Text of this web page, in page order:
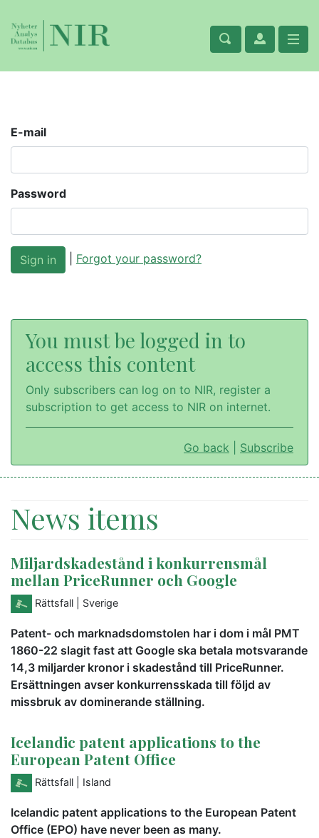
E-mail
Password
Forgot your password?
You must be logged in to
access this content
Only subscribers can log on to NIR, register a
subscription to get access to NIR on internet.
Go back Subscribe
News items
Miljardskadestånd i konkurrensmål
mellan PriceRunner och Google
Rättsfall | Sverige
Patent- och marknadsdomstolen har i dom i mål PMT
1860-22 slagit fast att Google ska betala motsvarande
14,3 miljarder kronor i skadestånd till PriceRunner.
Ersättningen avser konkurrensskada till följd av
missbruk av dominerande ställning.
Icelandic patent applications to the
European Patent Office
Rättsfall | Island
Icelandic patent applications to the European Patent
Office (EPO) have never been as many.